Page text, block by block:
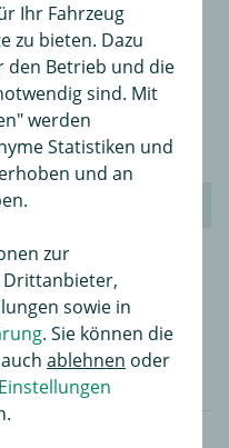
der englische
Seit 2008 hält
Tata die
EVOQUE (L551)
Rover RANGE ROVER
(L551) 1.5 P160
kW / 160 PS
-
Ihr Fahrzeug
zu bieten. Dazu
den Betrieb und die
sind. Mit
werden
Statistiken und
und an
zur
sowie in
. Sie können die
ablehnen oder